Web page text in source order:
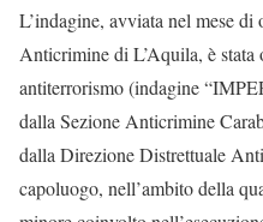
L’indagine, avviata nel mese
Anticrimine di L’Aquila, è stata
antiterrorismo (indagine
dalla Sezione Anticrimine
dalla Direzione Distrettuale
capoluogo, nell’ambito della